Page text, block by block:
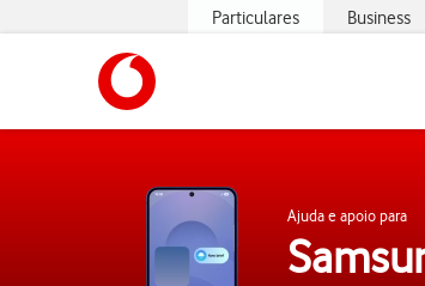
Particulares Business
Ajuda e apoio para